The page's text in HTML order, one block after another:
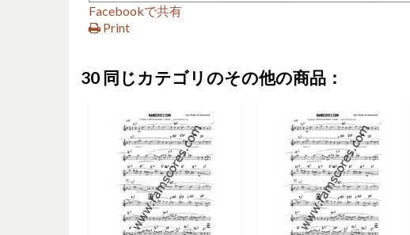
Facebookで共有
Print
30 同じカテゴリのその他の商品：